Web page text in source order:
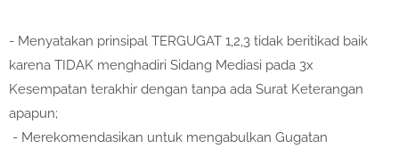
- Menyatakan prinsipal TERGUGAT 1,2,3 tidak beritikad baik
karena TIDAK menghadiri Sidang Mediasi pada 3x
Kesempatan terakhir dengan tanpa ada Surat Keterangan
apapun;
- Merekomendasikan untuk mengabulkan Gugatan